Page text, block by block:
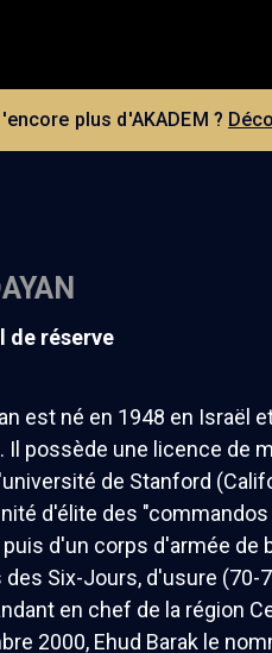
plus d'AKADEM ?
de réserve
est né en 1948 en Israël
Il possède une licence de
de Stanford
d'élite des
puis d'un corps d'armée
des Six-Jours, d'usure (70-
en chef de la région
2000, Ehud Barak le